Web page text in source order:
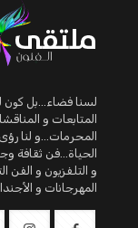
لسنا فضاء...بل كون
المتابعات و
المحرمات...و لنا
الحياة...فن ثقافة
و التلفزيون و
المهرجانات و